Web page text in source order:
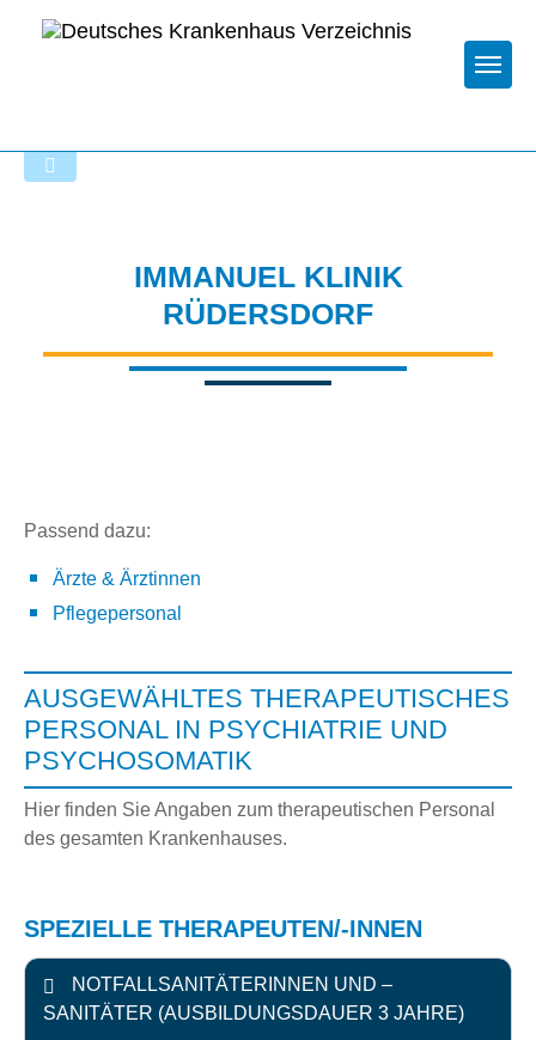
IMMANUEL KLINIK
RÜDERSDORF
Passend dazu:
Ärzte & Ärztinnen
Pflegepersonal
AUSGEWÄHLTES THERAPEUTISCHES
PERSONAL IN PSYCHIATRIE UND
PSYCHOSOMATIK
Hier finden Sie Angaben zum therapeutischen Personal
des gesamten Krankenhauses.
SPEZIELLE THERAPEUTEN/-INNEN
NOTFALLSANITÄTERINNEN UND –
SANITÄTER (AUSBILDUNGSDAUER 3 JAHRE)